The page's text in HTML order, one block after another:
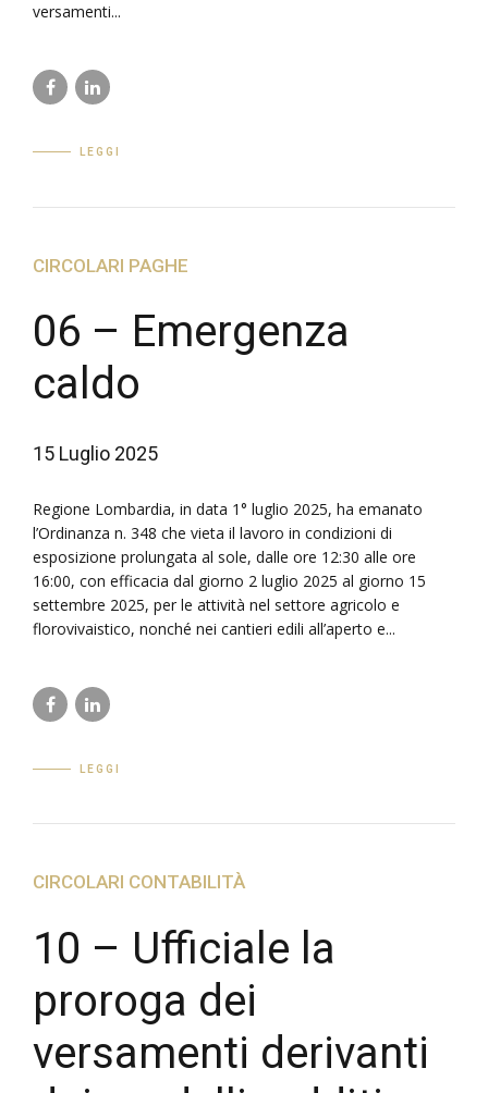
versamenti...
LEGGI
CIRCOLARI PAGHE
06 – Emergenza
caldo
15 Luglio 2025
Regione Lombardia, in data 1° luglio 2025, ha emanato
l’Ordinanza n. 348 che vieta il lavoro in condizioni di
esposizione prolungata al sole, dalle ore 12:30 alle ore
16:00, con efficacia dal giorno 2 luglio 2025 al giorno 15
settembre 2025, per le attività nel settore agricolo e
florovivaistico, nonché nei cantieri edili all’aperto e...
LEGGI
CIRCOLARI CONTABILITÀ
10 – Ufficiale la
proroga dei
versamenti derivanti